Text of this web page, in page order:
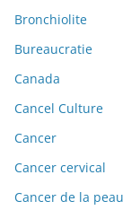
Bronchiolite
Bureaucratie
Canada
Cancel Culture
Cancer
Cancer cervical
Cancer de la peau